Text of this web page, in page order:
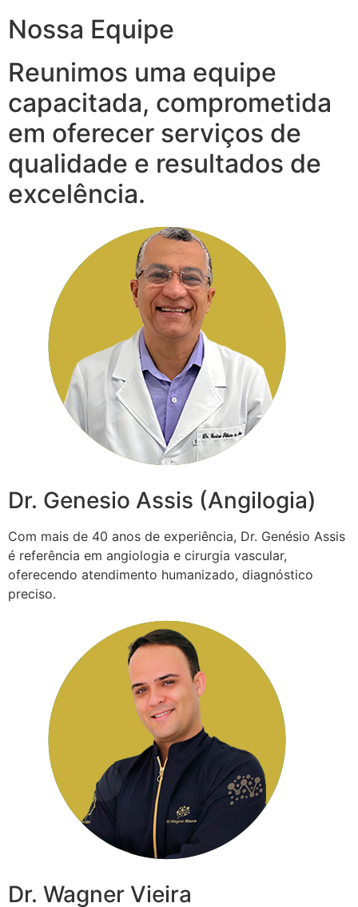
Nossa Equipe
Reunimos uma equipe
capacitada, comprometida
em oferecer serviços de
qualidade e resultados de
excelência.
Dr. Genesio Assis (Angilogia)
Com mais de 40 anos de experiência, Dr. Genésio Assis
é referência em angiologia e cirurgia vascular,
oferecendo atendimento humanizado, diagnóstico
preciso.
Dr. Wagner Vieira